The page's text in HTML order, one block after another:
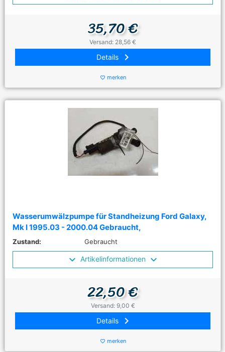
35,70 €
Versand: 28,56 €
Details keyboard_arrow_right
favorite_border merken
Wasserumwälzpumpe für Standheizung Ford Galaxy,
Mk I 1995.03 - 2000.04 Gebraucht,
Zustand: Gebraucht
Artikelinformationen
22,50 €
Versand: 9,00 €
Details keyboard_arrow_right
favorite_border merken